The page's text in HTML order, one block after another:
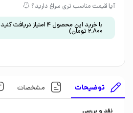
داستان و رمان،فانتزی
آیا قیمت مناسب تری سراغ دارید؟
با خرید این محصول4امتیاز دریافت کنید
2,800 تومان)
توضیحات مشخصات
نقد و بررسی